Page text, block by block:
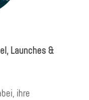
Launches &
ihre